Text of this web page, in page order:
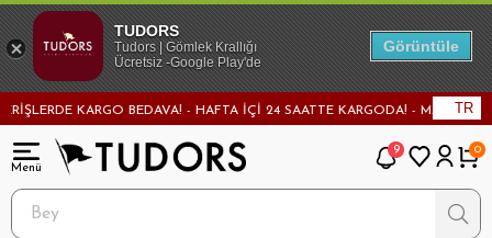
KARGO BEDAVA! - HAFTA İÇİ 24 SAATTE KARGODA! - MAĞAZADAN TR
9 0
TUDORS
Tudors | Gömlek Krallığı
Ücretsiz -Google Play'de
Görüntüle